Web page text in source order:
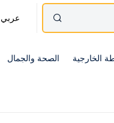
عربي
الخارجية الصحة والجمال